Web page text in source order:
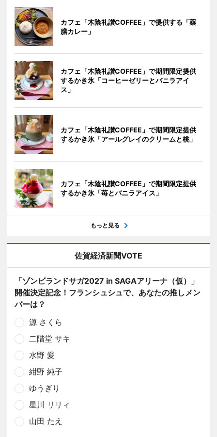
カフェ「木陰礼讃COFFEE」で提供する「薬
膳カレー」
カフェ「木陰礼讃COFFEE」で期間限定提供
するかき氷「コーヒーゼリーとバニラアイ
ス」
カフェ「木陰礼讃COFFEE」で期間限定提供
するかき氷「アールグレイのクリームと桃」
カフェ「木陰礼讃COFFEE」で期間限定提供
するかき氷「苺とバニラアイス」
もっと見る
佐賀経済新聞VOTE
「ゾンビランドサガ2027 in SAGAアリーナ（仮）」
開催決定記念！フランシュシュで、あなたの推しメン
バーは？
源 さくら
二階堂 サキ
水野 愛
紺野 純子
ゆうぎり
星川 リリィ
山田 たえ